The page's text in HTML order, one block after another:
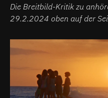
Die Breitbild-Kritik zu
29.2.2024 oben auf der